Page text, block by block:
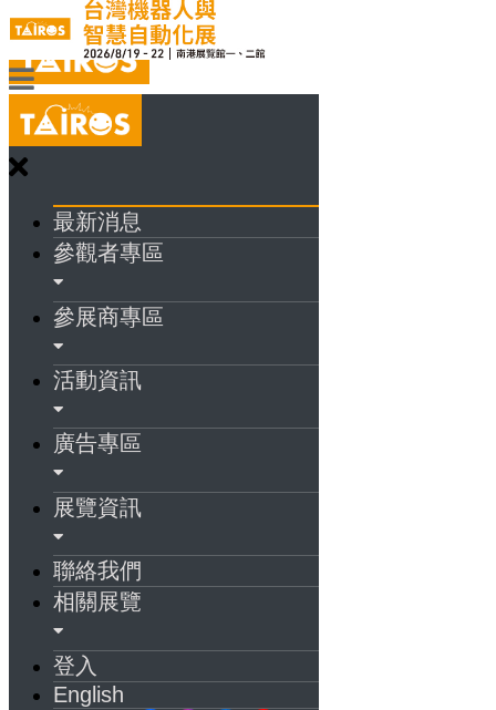
最新消息
參觀者專區
參展商專區
活動資訊
廣告專區
展覽資訊
聯絡我們
相關展覽
登入
English